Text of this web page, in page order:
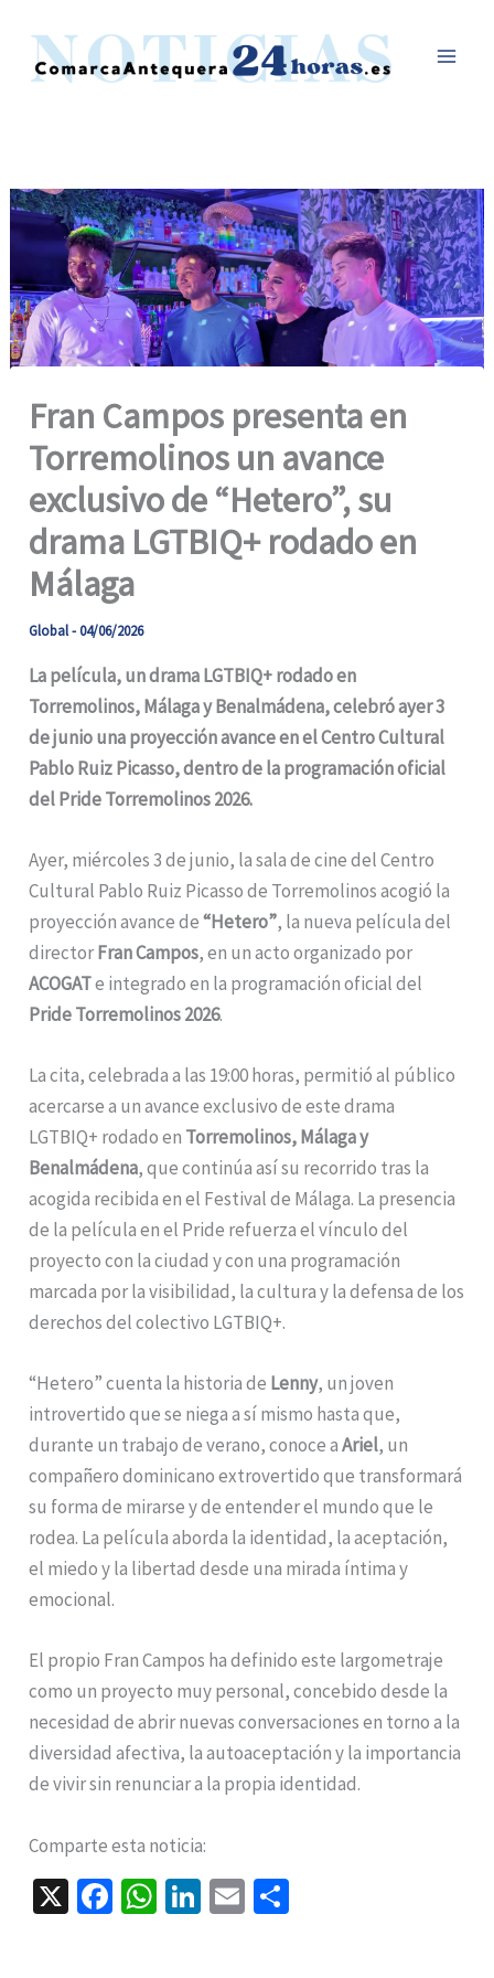
contenido
Fran Campos presenta en
Torremolinos un avance
exclusivo de “Hetero”, su
drama LGTBIQ+ rodado en
Málaga
Global-04/06/2026
La película, un drama LGTBIQ+ rodado en
Torremolinos, Málaga y Benalmádena, celebró ayer 3
de junio una proyección avance en el Centro Cultural
Pablo Ruiz Picasso, dentro de la programación oficial
del Pride Torremolinos 2026.
Ayer, miércoles 3 de junio, la sala de cine del Centro
Cultural Pablo Ruiz Picasso de Torremolinos acogió la
proyección avance de“Hetero”, la nueva película del
directorFran Campos, en un acto organizado por
ACOGATe integrado en la programación oficial del
Pride Torremolinos 2026.
La cita, celebrada a las 19:00 horas, permitió al público
acercarse a un avance exclusivo de este drama
LGTBIQ+ rodado en Torremolinos, Málaga y
Benalmádena, que continúa así su recorrido tras la
acogida recibida en el Festival de Málaga. La presencia
de la película en el Pride refuerza el vínculo del
proyecto con la ciudad y con una programación
marcada por la visibilidad, la cultura y la defensa de los
derechos del colectivo LGTBIQ+.
“Hetero” cuenta la historia de Lenny, un joven
introvertido que se niega a sí mismo hasta que,
durante un trabajo de verano, conoce aAriel, un
compañero dominicano extrovertido que transformará
su forma de mirarse y de entender el mundo que le
rodea. La película aborda la identidad, la aceptación,
el miedo y la libertad desde una mirada íntima y
emocional.
El propio Fran Campos ha definido este largometraje
como un proyecto muy personal, concebido desde la
necesidad de abrir nuevas conversaciones en torno a la
diversidad afectiva, la autoaceptación y la importancia
de vivir sin renunciar a la propia identidad.
Comparte esta noticia:
X
Fa W Li E